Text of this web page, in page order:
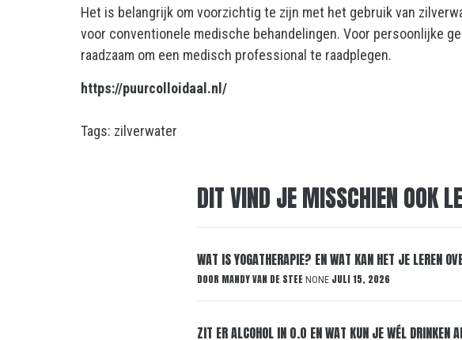
Het is belangrijk om voorzichtig te zijn met het gebruik van
voor conventionele medische behandelingen. Voor persoonlijke
raadzaam om een medisch professional te raadplegen.
https://puurcolloidaal.nl/
Tags: zilverwater
DIT VIND JE MISSCHIEN OOK
WAT IS YOGATHERAPIE? EN WAT KAN HET JE LEREN
DOOR MANDY VAN DE STEE NONE JULI 15, 2026
ZIT ER ALCOHOL IN 0.0 EN WAT KUN JE WÉL DRINKEN